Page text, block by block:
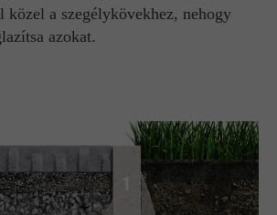
közel a szegélykövekhez, nehogy
azokat.